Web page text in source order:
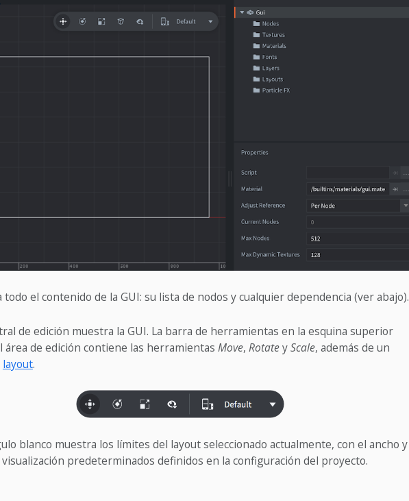
el contenido de la GUI: su lista de nodos y cualquier dependencia (ver abajo).
de edición muestra la GUI. La barra de herramientas en la esquina superior
área de edición contiene las herramientas Move, RotateyScale, además de un
layout.
blanco muestra los límites del layout seleccionado actualmente, con el ancho y
predeterminados definidos en la configuración del proyecto.